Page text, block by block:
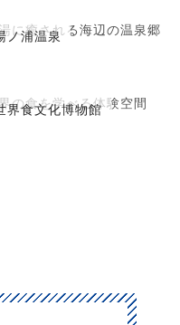
ノ浦温泉
に癒される海辺の温泉郷
界食文化博物館
の食を学べる体験空間